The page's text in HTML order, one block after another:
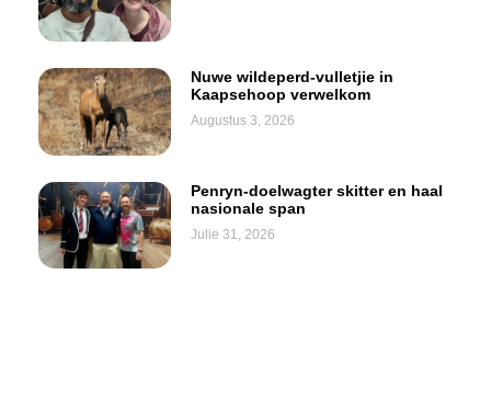
Nuwe wildeperd-vulletjie in
Kaapsehoop verwelkom
Augustus 3, 2026
Penryn-doelwagter skitter en haal
nasionale span
Julie 31, 2026